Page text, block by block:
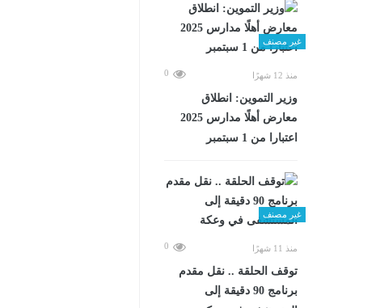
غير مصنف
منذ 12 شهرًا 0
وزير التموين: انطلاق
معارض أهلًا مدارس 2025
اعتبارا من 1 سبتمبر
غير مصنف
منذ 11 شهرًا 0
توقف الحلقة .. نقل مقدم
برنامج 90 دقيقة إلى